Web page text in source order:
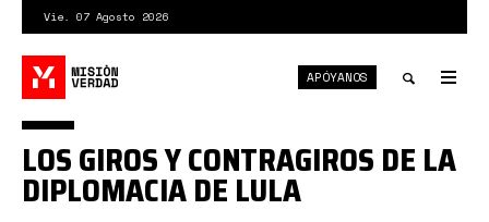
contenido
principal
Vie. 07 Agosto 2026
search
APÓYANOS
LOS GIROS Y CONTRAGIROS DE LA
DIPLOMACIA DE LULA